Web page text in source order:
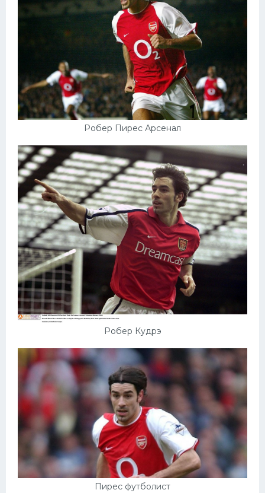
Робер Пирес Арсенал
Робер Кудрэ
Пирес футболист